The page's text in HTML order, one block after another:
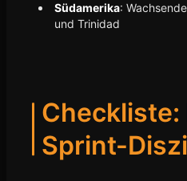
Südamerika:
und Trinidad
Checkliste:
Sprint-